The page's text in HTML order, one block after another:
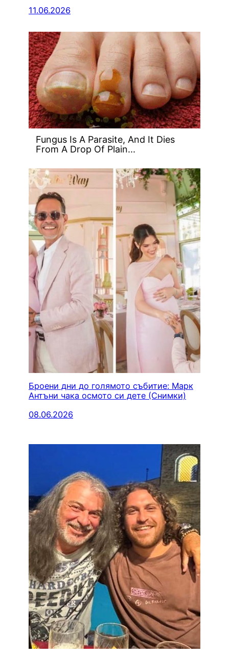
11.06.2026
Fungus Is A Parasite, And It Dies
From A Drop Of Plain...
Броени дни до голямото събитие: Марк
Антъни чака осмото си дете (Снимки)
08.06.2026